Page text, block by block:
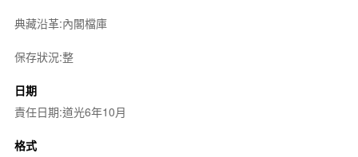
典藏沿革:內閣檔庫
保存狀況:整
日期
責任日期:道光6年10月
格式